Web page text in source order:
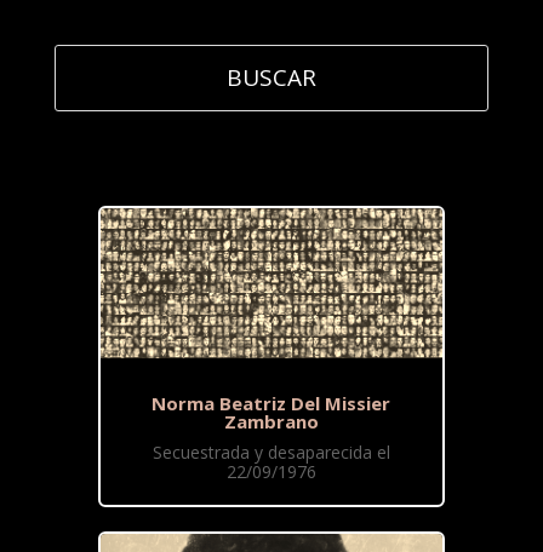
Norma Beatriz Del Missier
Zambrano
Secuestrada y desaparecida el
22/09/1976